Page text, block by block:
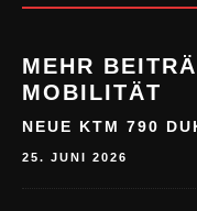
MEHR
MOBILITÄT
NEUE KTM 790
25. JUNI 2026